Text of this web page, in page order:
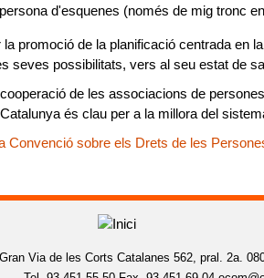
promoció de la planificació centrada en
seves possibilitats, vers al seu estat de
de les associacions de
és clau per a la millora del
Convenció sobre els Drets de les
Gran Via de les Corts Catalanes 562, pral. 2a.